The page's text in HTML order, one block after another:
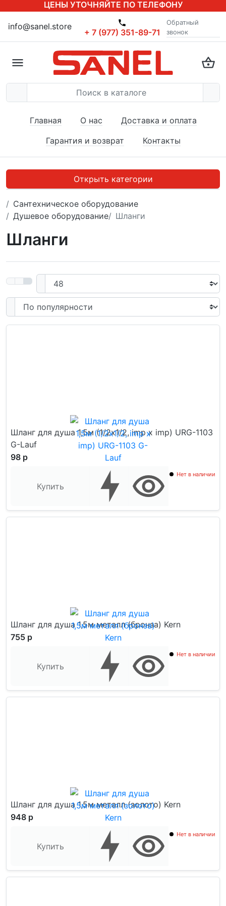
ЦЕНЫ УТОЧНЯЙТЕ ПО ТЕЛЕФОНУ
info@sanel.store
+ 7 (977) 351-89-71
Обратный
звонок
Главная О нас
Доставка и оплата
Гарантия и возврат
Контакты
Открыть категории
Сантехническое оборудование
Душевое оборудование
Шланги
Шланги
Шланг для душа 1,5м (1/2x1/2, imp x imp) URG-1103
G-Lauf
98 р
Купить
Нет в наличии
Шланг для душа 1,5м металл (бронза) Kern
755 р
Купить
Нет в наличии
Шланг для душа 1,5м металл (золото) Kern
948 р
Купить
Нет в наличии